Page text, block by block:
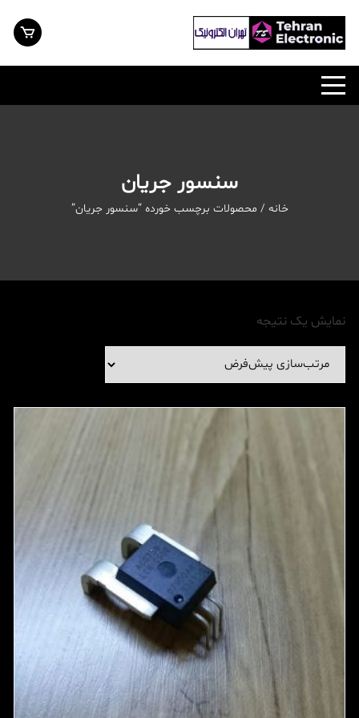
محتوا
سنسور جریان
خانه / محصولات برچسب خورده “سنسور جریان”
نمایش یک نتیجه